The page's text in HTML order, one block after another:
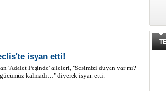
isyan etti!
'Adalet Peşinde' aileleri, "Sesimizi duyan var mı?
kalmadı…" diyerek isyan etti.